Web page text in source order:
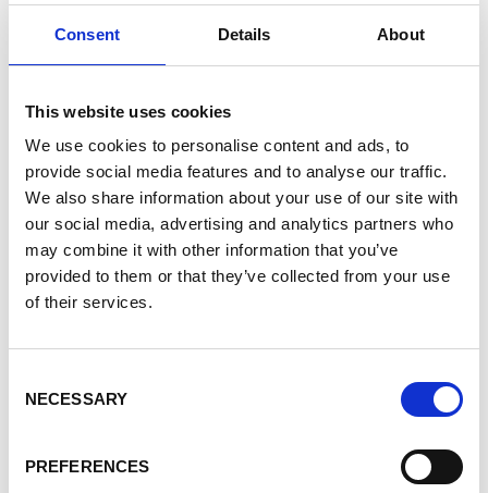
Consent Details About
This website uses cookies
We use cookies to personalise content and ads, to
provide social media features and to analyse our traffic.
We also share information about your use of our site with
our social media, advertising and analytics partners who
may combine it with other information that you’ve
provided to them or that they’ve collected from your use
of their services.
Selection
NECESSARY
PREFERENCES
Il più economico
299,00€+ iva
1 Anno
Export Csv